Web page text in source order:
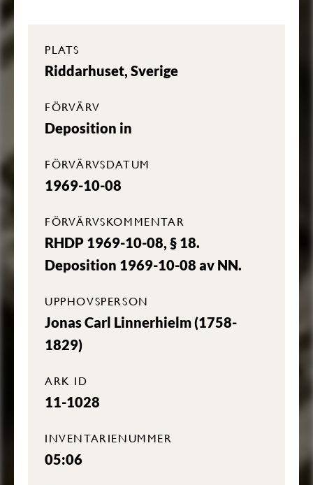
PLATS
Riddarhuset, Sverige
FÖRVÄRV
Deposition in
FÖRVÄRVSDATUM
1969-10-08
FÖRVÄRVSKOMMENTAR
RHDP 1969-10-08, § 18.
Deposition 1969-10-08 av NN.
UPPHOVSPERSON
Jonas Carl Linnerhielm (1758-
1829)
ARK ID
11-1028
INVENTARIENUMMER
05:06